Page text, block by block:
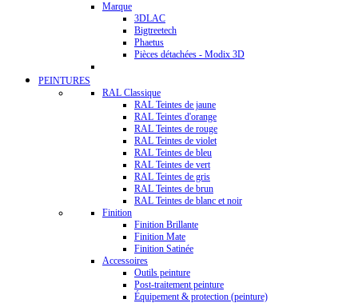
Marque
3DLAC
Bigtreetech
Phaetus
Pièces détachées - Modix 3D
PEINTURES
RAL Classique
RAL Teintes de jaune
RAL Teintes d'orange
RAL Teintes de rouge
RAL Teintes de violet
RAL Teintes de bleu
RAL Teintes de vert
RAL Teintes de gris
RAL Teintes de brun
RAL Teintes de blanc et noir
Finition
Finition Brillante
Finition Mate
Finition Satinée
Accessoires
Outils peinture
Post-traitement peinture
Équipement & protection (peinture)